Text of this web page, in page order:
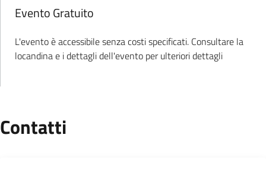
Evento Gratuito
L'evento è accessibile senza costi specificati. Consultare la
locandina e i dettagli dell'evento per ulteriori dettagli.
Contatti